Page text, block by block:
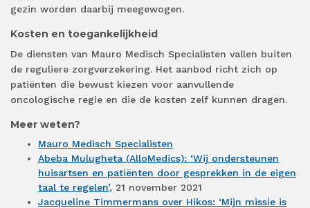
gezin worden daarbij meegewogen.
Kosten en toegankelijkheid
De diensten van Mauro Medisch Specialisten vallen buiten
de reguliere zorgverzekering. Het aanbod richt zich op
patiënten die bewust kiezen voor aanvullende
oncologische regie en die de kosten zelf kunnen dragen.
Meer weten?
Mauro Medisch Specialisten
Abeba Mulugheta (AlloMedics): ‘Wij ondersteunen
huisartsen en patiënten door gesprekken in de eigen
taal te regelen’, 21 november 2021
Jacqueline Timmermans over Hikos: ‘Mijn missie is